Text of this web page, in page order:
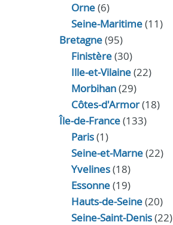
Orne(6)
Seine-Maritime(11)
Bretagne(95)
Finistère(30)
Ille-et-Vilaine(22)
Morbihan(29)
Côtes-d'Armor(18)
Île-de-France(133)
Paris(1)
Seine-et-Marne(22)
Yvelines(18)
Essonne(19)
Hauts-de-Seine(20)
Seine-Saint-Denis(22)